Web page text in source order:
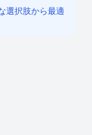
選択肢から最適